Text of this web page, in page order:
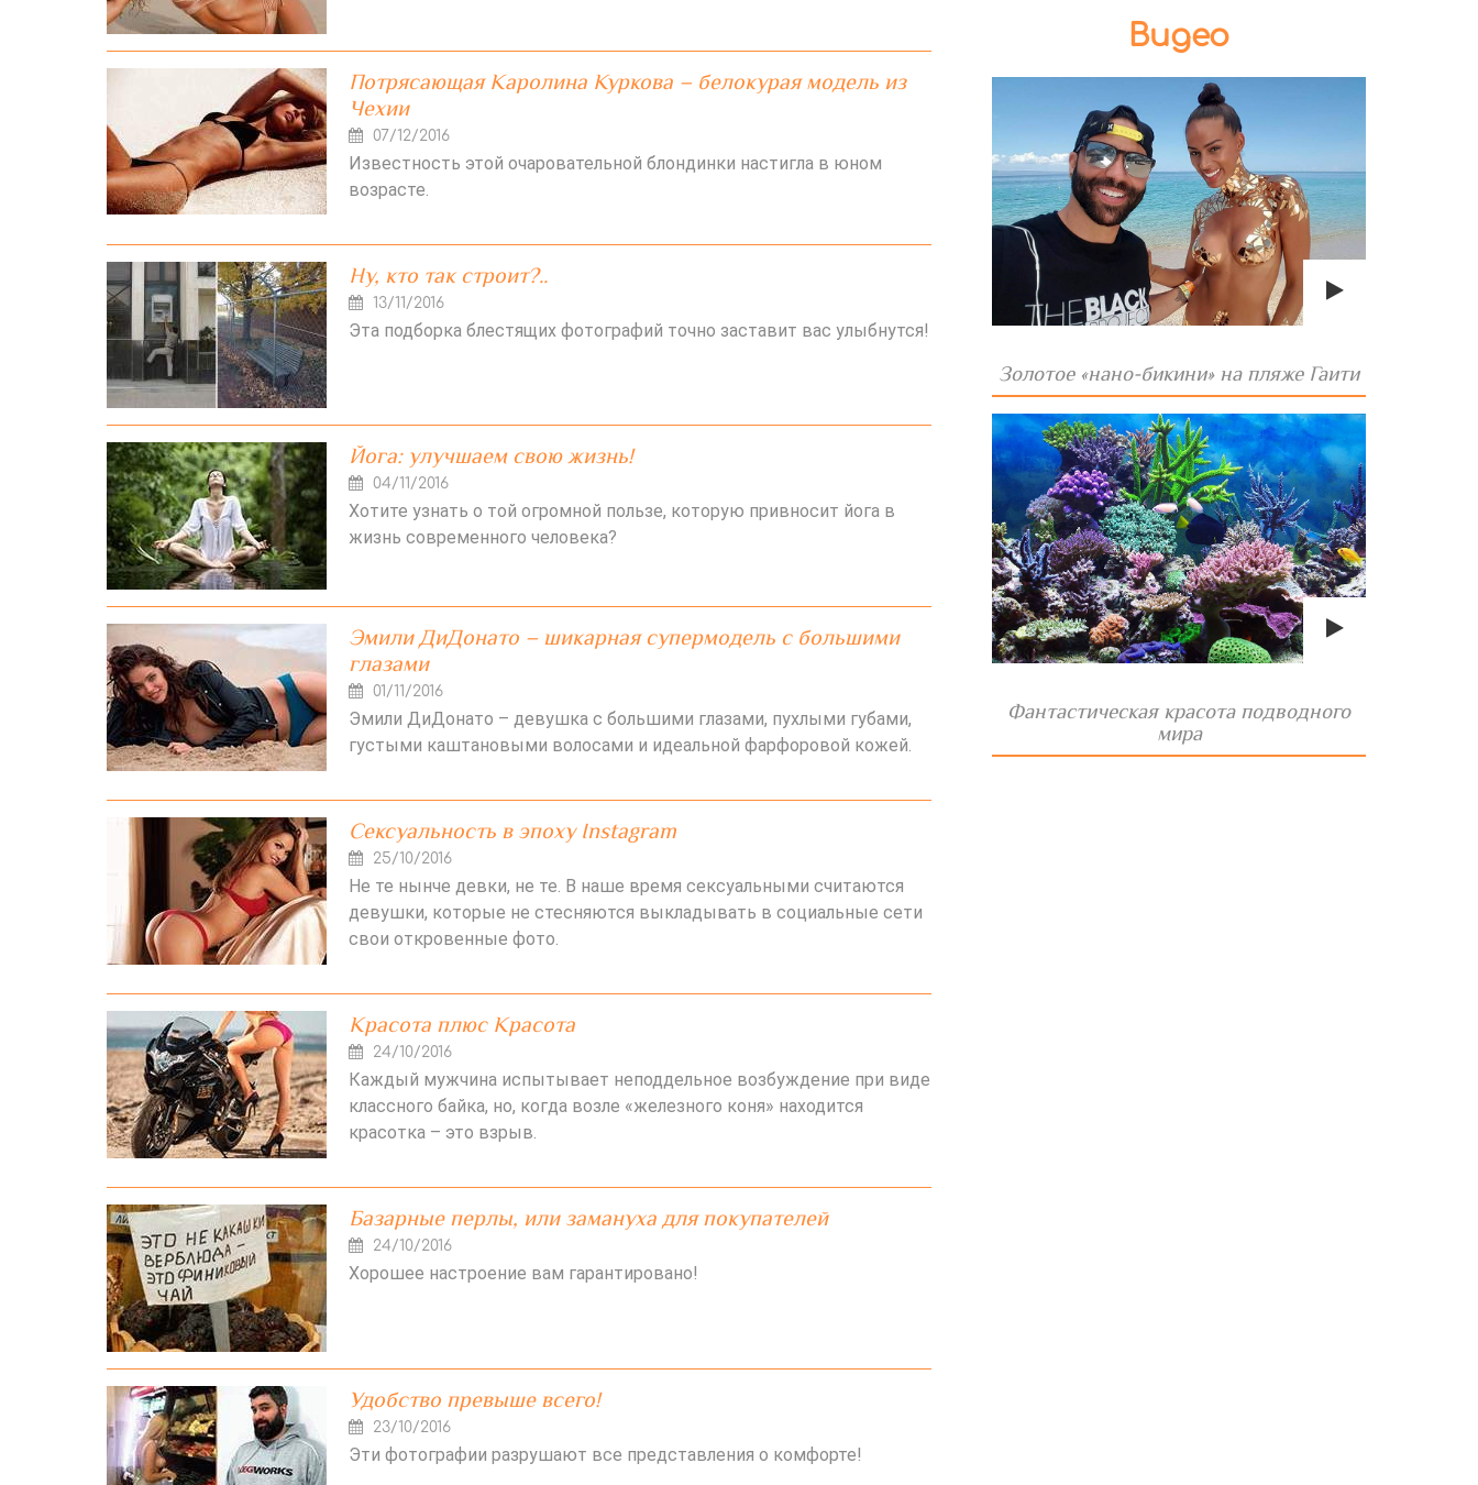
Потрясающая Каролина Куркова – белокурая модель из
Чехии
07/12/2016
Известность этой очаровательной блондинки настигла в юном
возрасте.
Ну, кто так строит?..
13/11/2016
Эта подборка блестящих фотографий точно заставит вас улыбнутся!
Йога: улучшаем свою жизнь!
04/11/2016
Хотите узнать о той огромной пользе, которую привносит йога в
жизнь современного человека?
Эмили ДиДонато – шикарная супермодель с большими
глазами
01/11/2016
Эмили ДиДонато – девушка с большими глазами, пухлыми губами,
густыми каштановыми волосами и идеальной фарфоровой кожей.
Сексуальность в эпоху Instagram
25/10/2016
Не те нынче девки, не те. В наше время сексуальными считаются
девушки, которые не стесняются выкладывать в социальные сети
свои откровенные фото.
Красота плюс Красота
24/10/2016
Каждый мужчина испытывает неподдельное возбуждение при виде
классного байка, но, когда возле «железного коня» находится
красотка – это взрыв.
Базарные перлы, или замануха для покупателей
24/10/2016
Хорошее настроение вам гарантировано!
Удобство превыше всего!
23/10/2016
Эти фотографии разрушают все представления о комфорте!
Видео
Золотое «нано-бикини» на пляже Гаити
Фантастическая красота подводного
мира